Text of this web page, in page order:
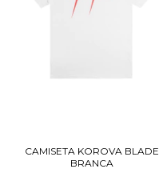
CAMISETA KOROVA BLADE
BRANCA